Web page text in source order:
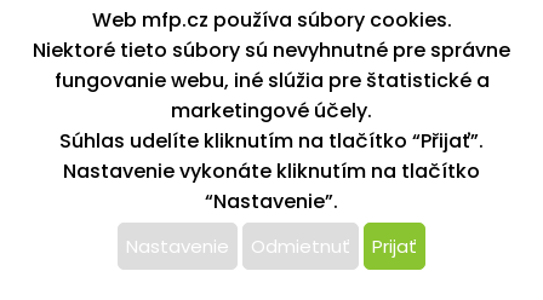
K stiahnutiu
Blog
Kontakt
Kariéra
XML feed
Copyright © 2026, MFP paper s. r. o. | Všetky práva vyhradené
design by MFP
Tento web používa k poskytovaniu služieb,
Web mfp.cz používa súbory cookies.
Niektoré tieto súbory sú nevyhnutné pre správne
fungovanie webu, iné slúžia pre štatistické a
marketingové účely.
Súhlas udelíte kliknutím na tlačítko “Přijať”.
Nastavenie vykonáte kliknutím na tlačítko
“Nastavenie”.
Nastavenie Odmietnuť Prijať